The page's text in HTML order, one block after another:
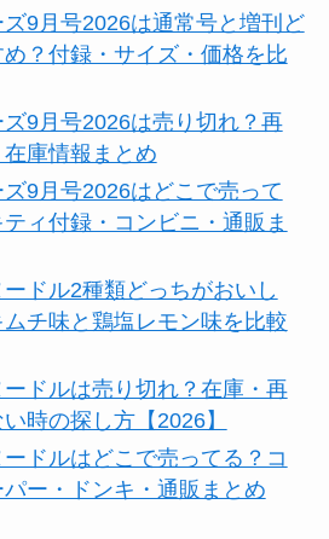
9月号2026は通常号と増刊ど
？付録・サイズ・価格を比
9月号2026は売り切れ？再
庫情報まとめ
9月号2026はどこで売って
ィ付録・コンビニ・通販ま
ドル2種類どっちがおいし
チ味と鶏塩レモン味を比較
ドルは売り切れ？在庫・再
時の探し方【2026】
ドルはどこで売ってる？コ
ー・ドンキ・通販まとめ